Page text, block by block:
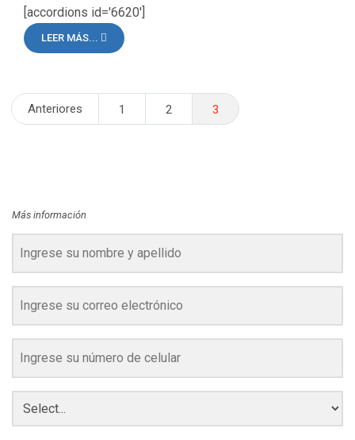
[accordions id='6620']
LEER MÁS...
Navegación
Anteriores 1 2 3
Más información